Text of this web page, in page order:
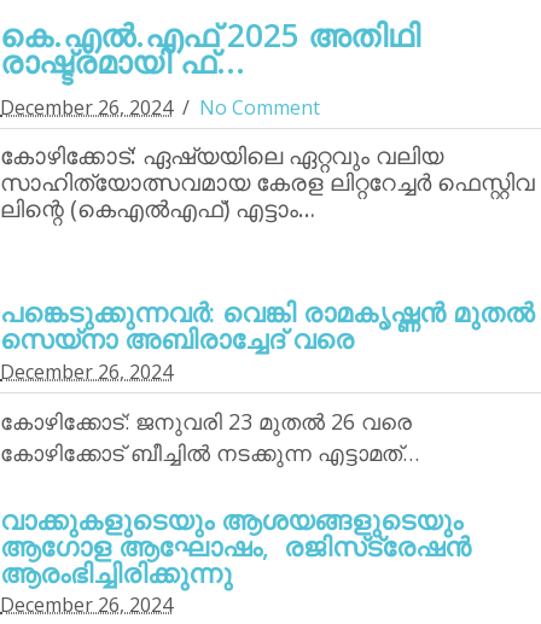
കെ.എല്‍.എഫ് 2025 അതിഥി
രാഷ്ട്രമായി ഫ്...
December 26, 2024 No Comment
കോഴിക്കോട്: ഏഷ്യയിലെ ഏറ്റവും വലിയ
സാഹിത്യോത്സവമായ കേരള ലിറ്ററേച്ചര്‍ ഫെസ്റ്റിവ
ലിന്റെ (കെഎല്‍എഫ്) എട്ടാം…
പങ്കെടുക്കുന്നവര്‍: വെങ്കി രാമകൃഷ്ണന്‍ മുതല്‍
സെയ്‌നാ അബിരാച്ചേദ് വരെ
December 26, 2024
കോഴിക്കോട്: ജനുവരി 23 മുതല്‍ 26 വരെ
കോഴിക്കോട് ബീച്ചില്‍ നടക്കുന്ന എട്ടാമത്…
വാക്കുകളുടെയും ആശയങ്ങളുടെയും
ആഗോള ആഘോഷം, രജിസ്‌ട്രേഷന്‍
ആരംഭിച്ചിരിക്കുന്നു
December 26, 2024